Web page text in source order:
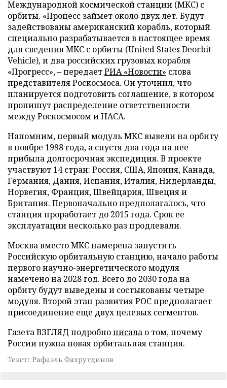
Международной космической станции (МКС) с
орбиты. «Процесс займет около двух лет. Будут
задействованы американский корабль, который
специально разрабатывается в настоящее время
для сведения МКС с орбиты (United States Deorbit
Vehicle), и два российских грузовых корабля
«Прогресс», – передаетРИА «Новости» слова
представителя Роскосмоса. Он уточнил, что
планируется подготовить соглашение, в котором
пропишут распределение ответственности
между Роскосмосом и НАСА.
Напомним, первый модуль МКС вывели на орбиту
в ноябре 1998 года, а спустя два года на нее
прибыла долгосрочная экспедиция. В проекте
участвуют 14 стран: Россия, США, Япония, Канада,
Германия, Дания, Испания, Италия, Нидерланды,
Норвегия, Франция, Швейцария, Швеция и
Британия. Первоначально предполагалось, что
станция проработает до 2015 года. Срок ее
эксплуатации несколько раз продлевали.
Москва вместо МКС намерена запустить
Российскую орбитальную станцию, начало работы
первого научно-энергетического модуля
намечено на 2028 год. Всего до 2030 года на
орбиту будут выведены и состыкованы четыре
модуля. Второй этап развития РОС предполагает
присоединение еще двух целевых сегментов.
Газета ВЗГЛЯД подробнописала о том, почему
России нужна новая орбитальная станция.
Текст: Рафаэль Фахрутдинов